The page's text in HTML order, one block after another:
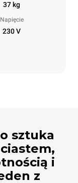
37 kg
Napięcie
230 V
sztuka
i
z